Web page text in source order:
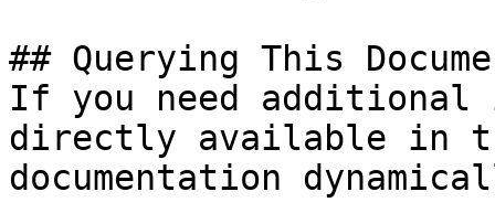
## Querying This
If you need
directly available in
documentation